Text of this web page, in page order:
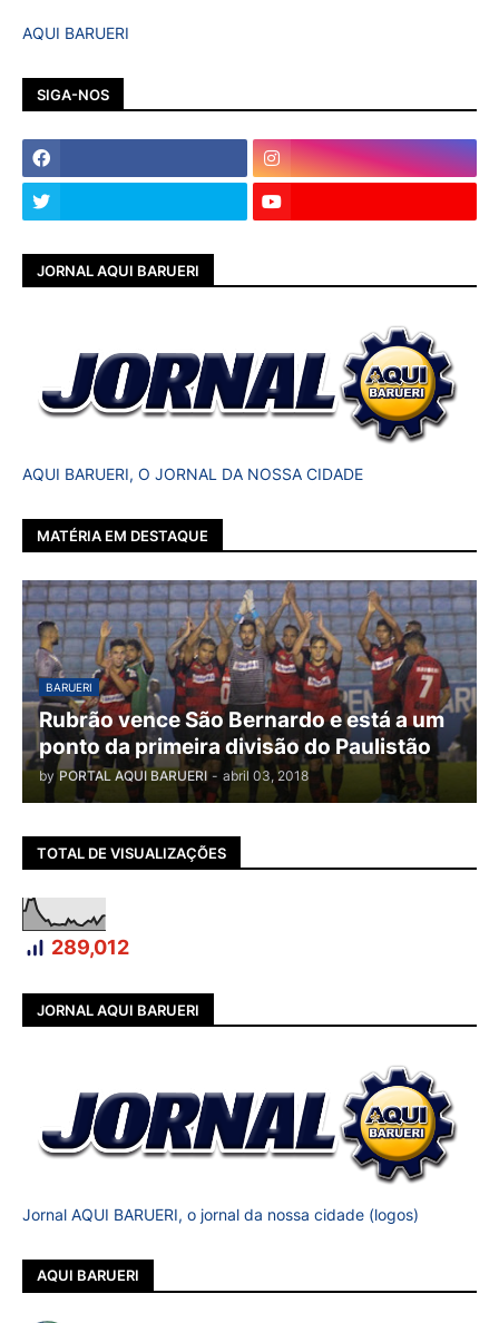
AQUI BARUERI
SIGA-NOS
JORNAL AQUI BARUERI
AQUI BARUERI, O JORNAL DA NOSSA CIDADE
MATÉRIA EM DESTAQUE
BARUERI
Rubrão vence São Bernardo e está a um
ponto da primeira divisão do Paulistão
by PORTAL AQUI BARUERI - abril 03, 2018
TOTAL DE VISUALIZAÇÕES
289,012
JORNAL AQUI BARUERI
Jornal AQUI BARUERI, o jornal da nossa cidade (logos)
AQUI BARUERI